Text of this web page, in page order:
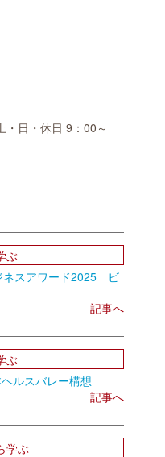
日・休日 9：00～
ぶ
スアワード2025 ビ
記事へ
ぶ
ルスバレー構想
記事へ
学ぶ